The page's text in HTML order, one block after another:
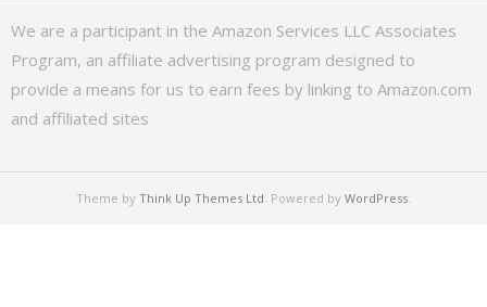
We are a participant in the Amazon Services LLC Associates
Program, an affiliate advertising program designed to
provide a means for us to earn fees by linking to Amazon.com
and affiliated sites
Theme by Think Up Themes Ltd . Powered by WordPress